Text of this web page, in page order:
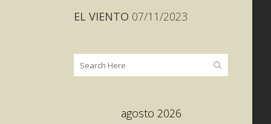
EL VIENTO 07/11/2023
agosto 2026